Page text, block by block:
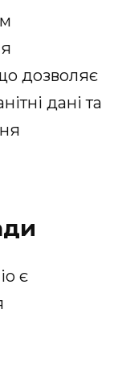
дозволяє
дані та
є